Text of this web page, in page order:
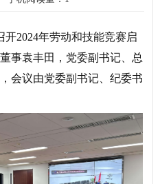
开2024年劳动和技能竞赛启
事袁丰田，党委副书记、总
会议由党委副书记、纪委书